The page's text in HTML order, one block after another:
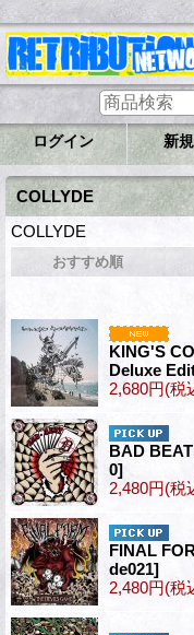
ログイン 新
COLLYDE
COLLYDE
おすすめ順
KING'S
Deluxe
2,680円(税
BAD
0]
2,480円(税
FINAL
de021]
2,480円(税